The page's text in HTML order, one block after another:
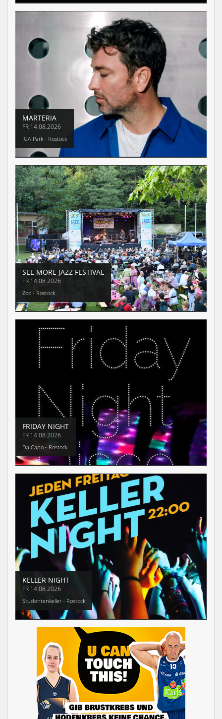
MARTERIA
FR 14.08.2026
IGA Park - Rostock
SEE MORE JAZZ FESTIVAL
FR 14.08.2026
Zoo - Rostock
FRIDAY NIGHT
FR 14.08.2026
Da Capo - Rostock
KELLER NIGHT
FR 14.08.2026
Studentenkeller - Rostock